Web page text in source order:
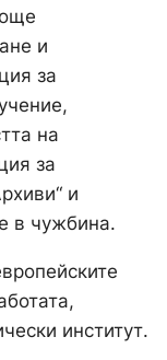
и
за
на
за
и
в чужбина.
институт.